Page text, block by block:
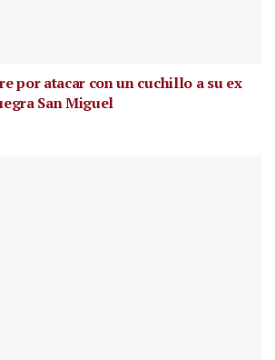
por atacar con un cuchillo a su ex
San Miguel